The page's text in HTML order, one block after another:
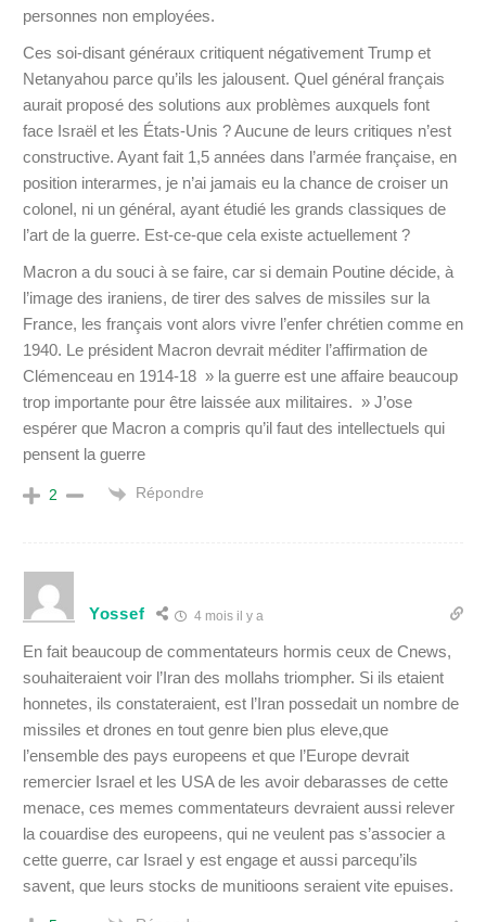
personnes non employées.
Ces soi-disant généraux critiquent négativement Trump et
Netanyahou parce qu’ils les jalousent. Quel général français
aurait proposé des solutions aux problèmes auxquels font
face Israël et les États-Unis ? Aucune de leurs critiques n’est
constructive. Ayant fait 1,5 années dans l’armée française, en
position interarmes, je n’ai jamais eu la chance de croiser un
colonel, ni un général, ayant étudié les grands classiques de
l’art de la guerre. Est-ce-que cela existe actuellement ?
Macron a du souci à se faire, car si demain Poutine décide, à
l’image des iraniens, de tirer des salves de missiles sur la
France, les français vont alors vivre l’enfer chrétien comme en
1940. Le président Macron devrait méditer l’affirmation de
Clémenceau en 1914-18 » la guerre est une affaire beaucoup
trop importante pour être laissée aux militaires. » J’ose
espérer que Macron a compris qu’il faut des intellectuels qui
pensent la guerre
2 Répondre
Yossef 4 mois il y a
En fait beaucoup de commentateurs hormis ceux de Cnews,
souhaiteraient voir l’Iran des mollahs triompher. Si ils etaient
honnetes, ils constateraient, est l’Iran possedait un nombre de
missiles et drones en tout genre bien plus eleve,que
l’ensemble des pays europeens et que l’Europe devrait
remercier Israel et les USA de les avoir debarasses de cette
menace, ces memes commentateurs devraient aussi relever
la couardise des europeens, qui ne veulent pas s’associer a
cette guerre, car Israel y est engage et aussi parcequ’ils
savent, que leurs stocks de munitioons seraient vite epuises.